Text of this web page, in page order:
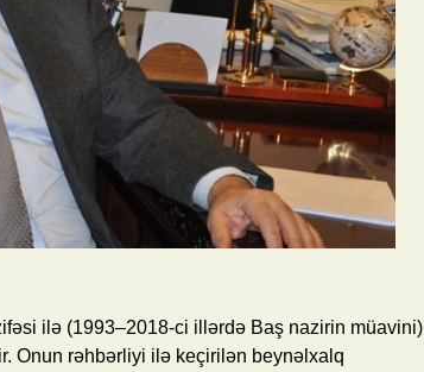
ilə (1993–2018-ci illərdə Baş nazirin müavini)
Onun rəhbərliyi ilə keçirilən beynəlxalq